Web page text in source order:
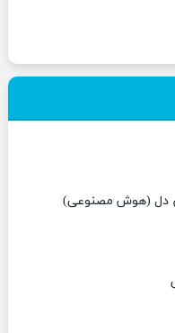
دل (هوش مصنوعی)